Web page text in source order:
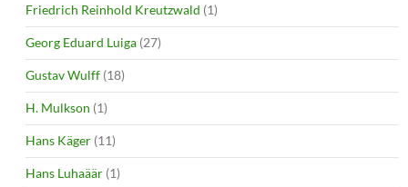
Friedrich Reinhold Kreutzwald (1)
Georg Eduard Luiga (27)
Gustav Wulff (18)
H. Mulkson (1)
Hans Käger (11)
Hans Luhaäär (1)